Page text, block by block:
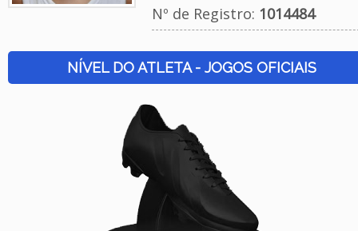
Nº de Registro: 1014484
NÍVEL DO ATLETA - JOGOS OFICIAIS